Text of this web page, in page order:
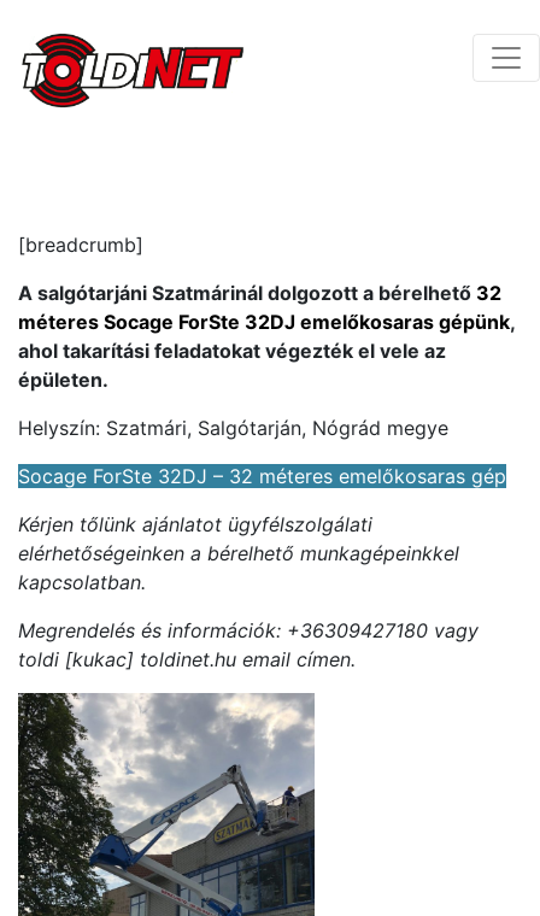
[breadcrumb]
A salgótarjáni Szatmárinál dolgozott a bérelhető 32
méteres Socage ForSte 32DJ emelőkosaras gépünk,
ahol takarítási feladatokat végezték el vele az
épületen.
Helyszín: Szatmári, Salgótarján, Nógrád megye
Socage ForSte 32DJ – 32 méteres emelőkosaras gép
Kérjen tőlünk ajánlatot ügyfélszolgálati
elérhetőségeinken a bérelhető munkagépeinkkel
kapcsolatban.
Megrendelés és információk: +36309427180 vagy
toldi [kukac] toldinet.hu email címen.